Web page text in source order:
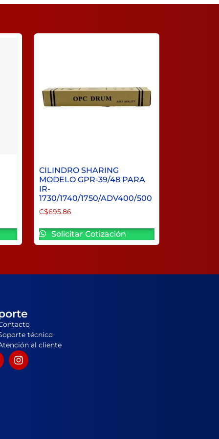
CILINDRO SHARING
MODELO GPR-39/48 PARA
IR-
1730/1740/1750/ADV400/500
C$695.86
Solicitar Cotización
técnico
al cliente